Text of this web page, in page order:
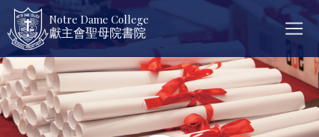
Notre Dame College
獻主會聖母院書院